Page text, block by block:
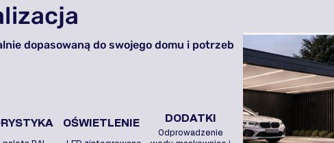
dopasowaną do swojego domu i potrzeb
OŚWIETLENIE DODATKI
Odprowadzenie